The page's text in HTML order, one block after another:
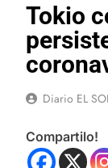
Tokio
Diario EL
Compartilo!